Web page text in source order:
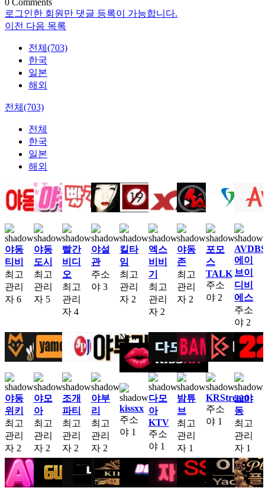
0 Comments
로그인한 회원만 댓글 등록이 가능합니다.
이전 다음 목록
전체(703)
한국
일본
해외
전체(703)
전체
한국
일본
해외
야동
티비
최고
관리
자 6
야동
도시
최고
관리
자 5
빨간
비디
오
최고
관리
자 4
야설
관
주소
야 3
킬타
임
최고
관리
자 2
엑스
비비
기
최고
관리
자 2
야동
존
최고
관리
자 2
포모
스
TALK
주소
야 2
에이
브이
디비
에스
주소
야 2
야동
위키
최고
관리
자 2
야모
아
최고
관리
자 2
조개
파티
최고
관리
자 2
야부
리
최고
관리
자 2
New
kissxx
주소
야 1
다모
아
KTV
주소
야 1
밤튜
브
최고
관리
자 1
KRStream
주소
야 1
22야
동
최고
관리
자 1